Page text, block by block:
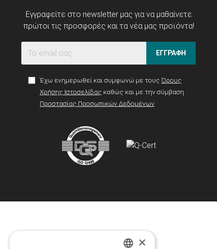
Εγγραφείτε στο newsletter μας για να μαθαίνετε
πρώτοι τις προσφορές και τα νέα μας προϊόντα!
ΕΓΓΡΑΦΗ
Έχω ενημερωθεί και συμφωνώ με τους Όρους
Χρήσης Ιστοσελίδας καθώς και με την σύμβαση
Προστασίας Προσωπικών Δεδομένων
×